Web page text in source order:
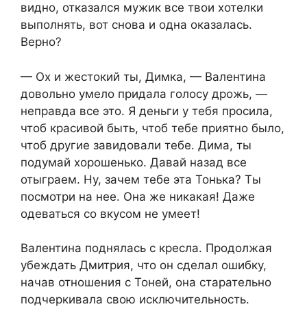
видно, отказался мужик все твои хотелки
выполнять, вот снова и одна оказалась.
Верно?
— Ох и жестокий ты, Димка, — Валентина
довольно умело придала голосу дрожь, —
неправда все это. Я деньги у тебя просила,
чтоб красивой быть, чтоб тебе приятно было,
чтоб другие завидовали тебе. Дима, ты
подумай хорошенько. Давай назад все
отыграем. Ну, зачем тебе эта Тонька? Ты
посмотри на нее. Она же никакая! Даже
одеваться со вкусом не умеет!
Валентина поднялась с кресла. Продолжая
убеждать Дмитрия, что он сделал ошибку,
начав отношения с Тоней, она старательно
подчеркивала свою исключительность.